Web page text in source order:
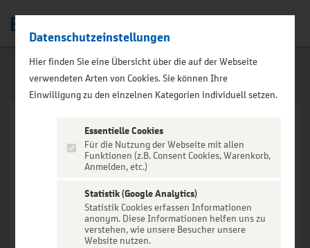
VERANSTALTUNG NICHT
GEFUNDEN
Datenschutzeinstellungen
Hier finden Sie eine Übersicht über die auf der Webseite
verwendeten Arten von Cookies. Sie können Ihre
Einwilligung zu den einzelnen Kategorien individuell setzen.
Essentielle Cookies
Für die Nutzung der Webseite mit allen
Funktionen (z.B. Consent Cookies, Warenkorb,
Anmelden, etc.)
Statistik (Google Analytics)
Statistik Cookies erfassen Informationen
anonym. Diese Informationen helfen uns zu
verstehen, wie unsere Besucher unsere
Website nutzen.